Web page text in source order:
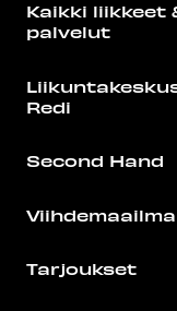
Kaikki liikkeet
palvelut
Redi
Second Hand
Viihdemaailma
Tarjoukset